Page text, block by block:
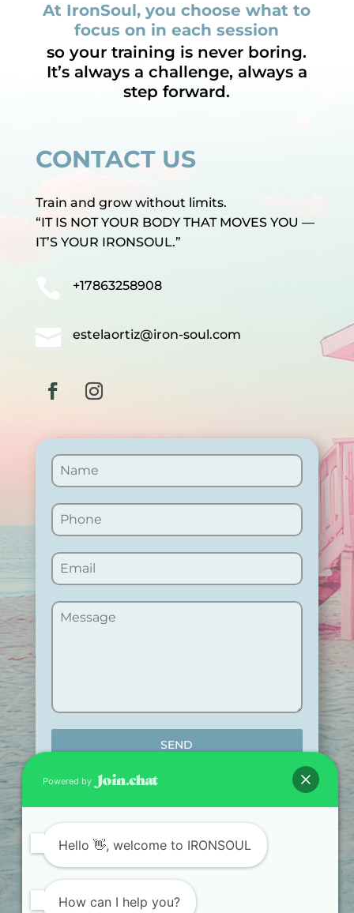
At IronSoul, you choose what to
focus on in each session
so your training is never boring.
It’s always a challenge, always a
step forward.
CONTACT US
Train and grow without limits.
“IT IS NOT YOUR BODY THAT MOVES YOU —
IT’S YOUR IRONSOUL.”
+17863258908
 estelaortiz@iron-soul.com
SEND
TRAIN. RECOVER.
TRANSFORM.
Powered by
Hello 👋, welcome to IRONSOUL
How can I help you?